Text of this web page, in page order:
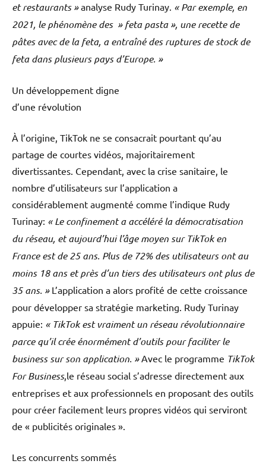
et restaurants »analyse Rudy Turinay. « Par exemple, en
2021, le phénomène des » feta pasta », une recette de
pâtes avec de la feta, a entraîné des ruptures de stock de
feta dans plusieurs pays d’Europe. »
Un développement digne
d’une révolution
À l’origine, TikTok ne se consacrait pourtant qu’au
partage de courtes vidéos, majoritairement
divertissantes. Cependant, avec la crise sanitaire, le
nombre d’utilisateurs sur l’application a
considérablement augmenté comme l’indique Rudy
Turinay: « Le confinement a accéléré la démocratisation
du réseau, et aujourd’hui l’âge moyen sur TikTok en
France est de 25 ans. Plus de 72% des utilisateurs ont au
moins 18 ans et près d’un tiers des utilisateurs ont plus de
35 ans. » L’application a alors profité de cette croissance
pour développer sa stratégie marketing. Rudy Turinay
appuie: « TikTok est vraiment un réseau révolutionnaire
parce qu’il crée énormément d’outils pour faciliter le
business sur son application. »Avec le programme TikTok
For Business,le réseau social s’adresse directement aux
entreprises et aux professionnels en proposant des outils
pour créer facilement leurs propres vidéos qui serviront
de « publicités originales ».
Les concurrents sommés